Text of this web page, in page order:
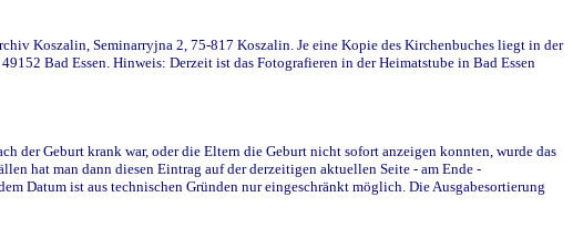
Koszalin, Seminarryjna 2, 75-817 Koszalin. Je eine Kopie des Kirchenbuches liegt in der
Bad Essen. Hinweis: Derzeit ist das Fotografieren in der Heimatstube in Bad Essen
der Geburt krank war, oder die Eltern die Geburt nicht sofort anzeigen konnten, wurde das
hat man dann diesen Eintrag auf der derzeitigen aktuellen Seite - am Ende -
Datum ist aus technischen Gründen nur eingeschränkt möglich. Die Ausgabesortierung